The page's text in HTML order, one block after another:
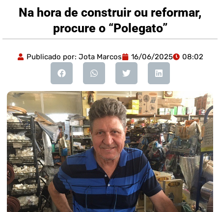
Na hora de construir ou reformar,
procure o “Polegato”
Publicado por: Jota Marcos 16/06/2025 08:02